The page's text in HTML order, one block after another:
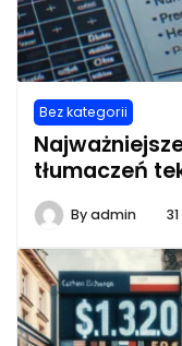
Bez kategorii
tłumaczeń
Byadmin